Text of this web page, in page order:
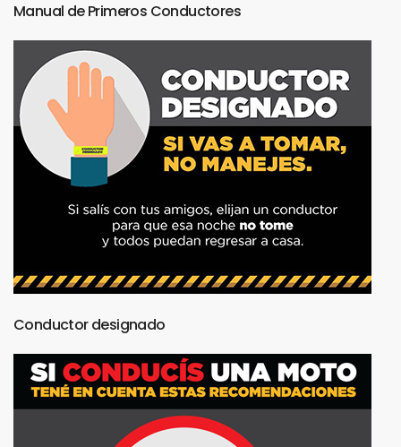
Manual dePrimeros Conductores
Conductordesignado